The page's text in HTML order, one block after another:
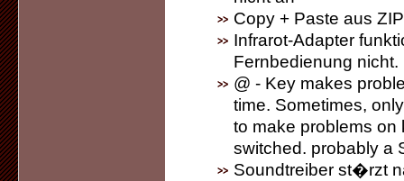
Copy + Paste aus
Infrarot-Adapter
Fernbedienung nicht.
@ - Key makes
time. Sometimes,
to make problems on
switched. probably a
Soundtreiber st�rzt